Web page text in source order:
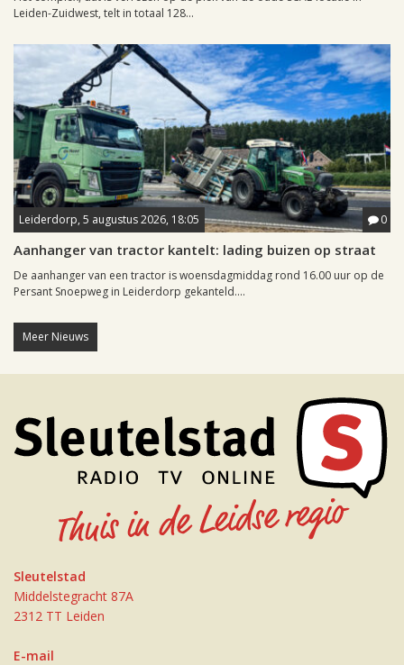
Leiden-Zuidwest, telt in totaal 128...
Leiderdorp, 5 augustus 2026, 18:05 0
Aanhanger van tractor kantelt: lading buizen op straat
De aanhanger van een tractor is woensdagmiddag rond 16.00 uur op de
Persant Snoepweg in Leiderdorp gekanteld....
Meer Nieuws
Sleutelstad
Middelstegracht 87A
2312 TT Leiden
E-mail